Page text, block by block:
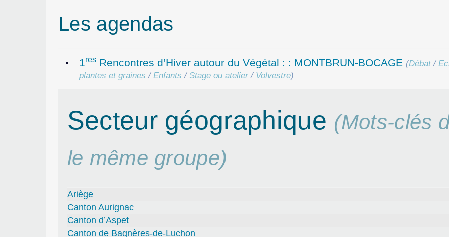
Les agendas
1res Rencontres d’Hiver autour du Végétal : : MONTBRUN-BOCAGE (Débat/
plantes et graines / Enfants / Stage ou atelier / Volvestre)
Secteur géographique (Mots-clés
le même groupe)
Ariège
Canton Aurignac
Canton d’Aspet
Canton de Bagnères-de-Luchon